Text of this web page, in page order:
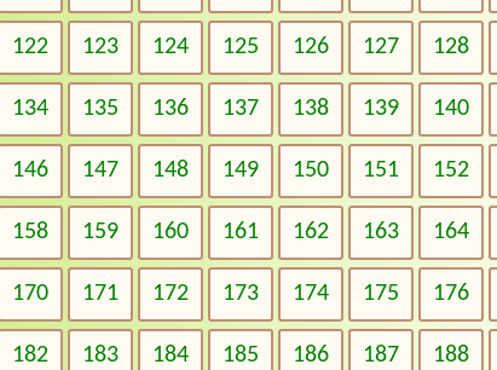
122 123 124 125 126 127 128
134 135 136 137 138 139 140
146 147 148 149 150 151 152
158 159 160 161 162 163 164
170 171 172 173 174 175 176
182 183 184 185 186 187 188